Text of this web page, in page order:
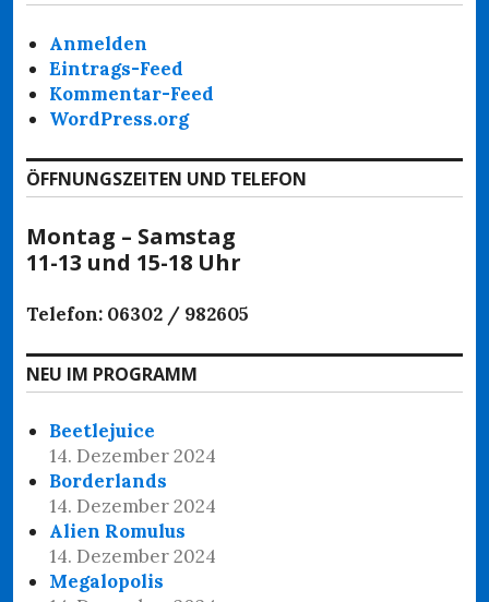
Anmelden
Eintrags-Feed
Kommentar-Feed
WordPress.org
ÖFFNUNGSZEITEN UND TELEFON
Montag – Samstag
11-13 und 15-18 Uhr
Telefon: 06302 / 982605
NEU IM PROGRAMM
Beetlejuice
14. Dezember 2024
Borderlands
14. Dezember 2024
Alien Romulus
14. Dezember 2024
Megalopolis